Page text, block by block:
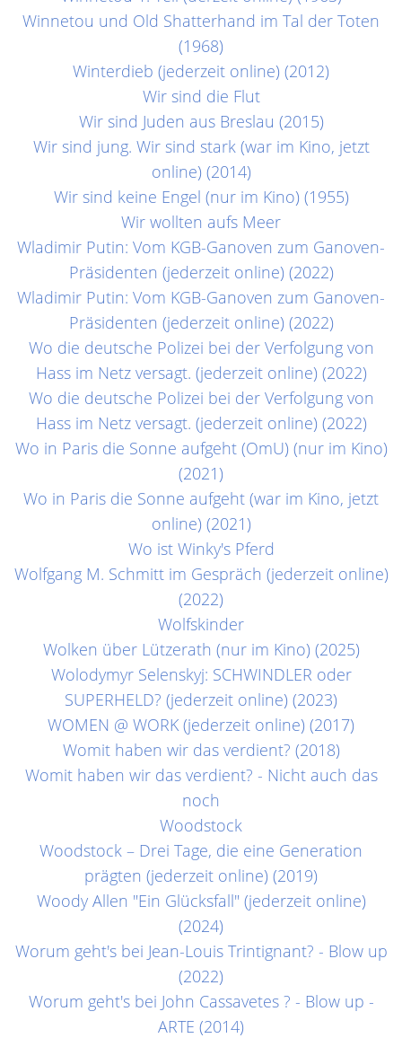
Winnetou und Old Shatterhand im Tal der Toten
(1968)
Winterdieb (jederzeit online) (2012)
Wir sind die Flut
Wir sind Juden aus Breslau (2015)
Wir sind jung. Wir sind stark (war im Kino, jetzt
online) (2014)
Wir sind keine Engel (nur im Kino) (1955)
Wir wollten aufs Meer
Wladimir Putin: Vom KGB-Ganoven zum Ganoven-
Präsidenten (jederzeit online) (2022)
Wladimir Putin: Vom KGB-Ganoven zum Ganoven-
Präsidenten (jederzeit online) (2022)
Wo die deutsche Polizei bei der Verfolgung von
Hass im Netz versagt. (jederzeit online) (2022)
Wo die deutsche Polizei bei der Verfolgung von
Hass im Netz versagt. (jederzeit online) (2022)
Wo in Paris die Sonne aufgeht (OmU) (nur im Kino)
(2021)
Wo in Paris die Sonne aufgeht (war im Kino, jetzt
online) (2021)
Wo ist Winky's Pferd
Wolfgang M. Schmitt im Gespräch (jederzeit online)
(2022)
Wolfskinder
Wolken über Lützerath (nur im Kino) (2025)
Wolodymyr Selenskyj: SCHWINDLER oder
SUPERHELD? (jederzeit online) (2023)
WOMEN @ WORK (jederzeit online) (2017)
Womit haben wir das verdient? (2018)
Womit haben wir das verdient? - Nicht auch das
noch
Woodstock
Woodstock – Drei Tage, die eine Generation
prägten (jederzeit online) (2019)
Woody Allen "Ein Glücksfall" (jederzeit online)
(2024)
Worum geht's bei Jean-Louis Trintignant? - Blow up
(2022)
Worum geht's bei John Cassavetes ? - Blow up -
ARTE (2014)